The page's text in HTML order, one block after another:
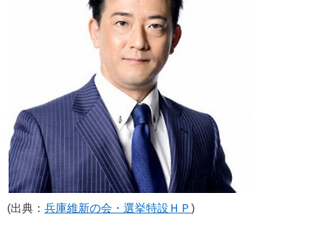
(出典： 兵庫維新の会・選挙特設ＨＰ )